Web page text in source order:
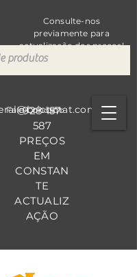
Consulte-nos
previamente para
actualização dos preços!
928 157
587
PREÇOS
EM
CONSTAN
TE
ACTUALIZ
AÇÃO
Fale Conosco